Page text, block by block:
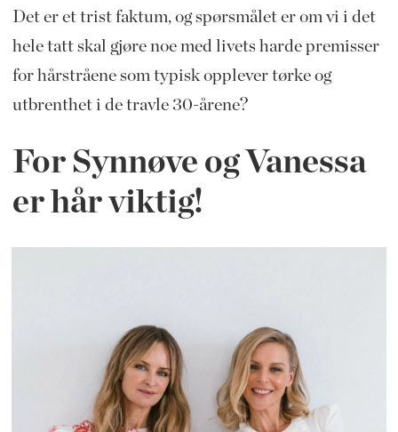
Det er et trist faktum, og spørsmålet er om vi i det
hele tatt skal gjøre noe med livets harde premisser
for hårstråene som typisk opplever tørke og
utbrenthet i de travle 30-årene?
For Synnøve og Vanessa
er hår viktig!